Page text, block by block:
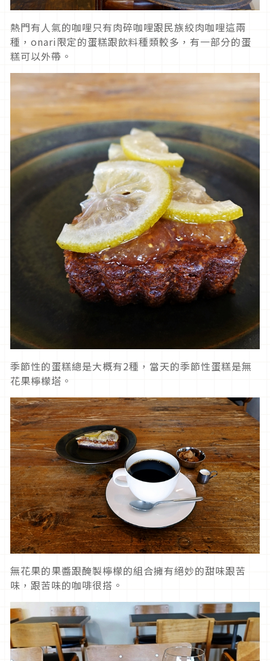
熱門有人氣的咖哩只有肉碎咖哩跟民族絞肉咖哩這兩
種，onari限定的蛋糕跟飲料種類較多，有一部分的蛋
糕可以外帶。
季節性的蛋糕總是大概有2種，當天的季節性蛋糕是無
花果檸檬塔。
無花果的果醬跟醃製檸檬的組合擁有絕妙的甜味跟苦
味，跟苦味的咖啡很搭。